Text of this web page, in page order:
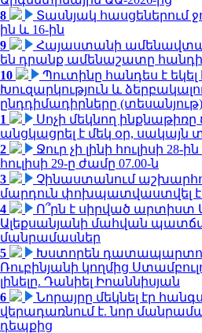
8
Տասնյակ հասցեներում
ին և 16-ին
9
Հայաստանի
են դրանք ամենաշատը
10
Պուտինը հանդես է
Խուզարկություն և
ընդդիմադիրները (տեսանյութ)
1
Սոչի մեկնող
անցկացրել է մեկ օր, սակայն
2
Ջուր չի լինի հուլիսի 28-
հուլիսի 29-ը ժամը 07.00-ն
3
Չինաստանում
մարդուն փոխպատվաստվել է
4
Ո՞րն է սիրված արտիստ
Ալեքսանյանի մահվան
մանրամասներ
5
Խստորեն
Ռուբինյանի կողմից
լինելը. Դանիել Իոաննիսյան
6
Նորայրը մեկնել էր
վերադառնում է. նոր
դեպքից